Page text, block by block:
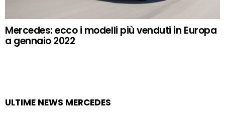
Mercedes: ecco i modelli più venduti in Europa
a gennaio 2022
ULTIME NEWS MERCEDES